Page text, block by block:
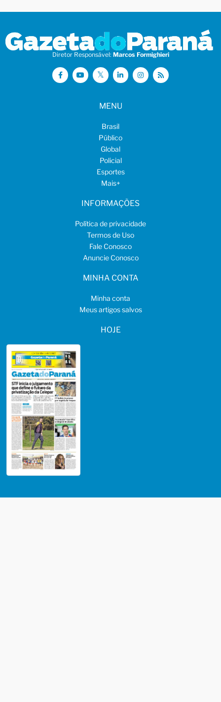
Diretor Responsável: Marcos Formighieri
MENU
Brasil
Público
Global
Policial
Esportes
Mais+
INFORMAÇÕES
Política de privacidade
Termos de Uso
Fale Conosco
Anuncie Conosco
MINHA CONTA
Minha conta
Meus artigos salvos
HOJE